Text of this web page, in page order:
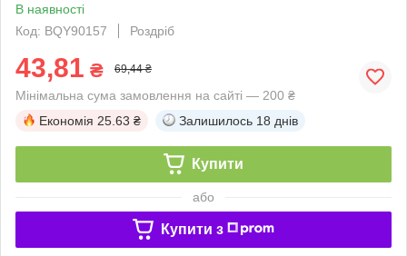
В наявності
Код: BQY90157
Роздріб
43,81 ₴ 69,44 ₴
Мінімальна сума замовлення на сайті — 200 ₴
Економія 25.63 ₴ Залишилось 18 днів
Купити
або
Купити з